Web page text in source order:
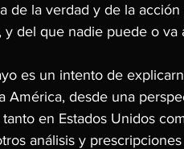
de la verdad y de la
y del que nadie puede o va
es un intento de
América, desde una
en Estados Unidos
análisis y